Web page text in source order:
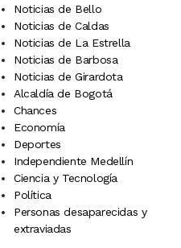
Noticias de Bello
Noticias de Caldas
Noticias de La Estrella
Noticias de Barbosa
Noticias de Girardota
Alcaldía de Bogotá
Chances
Economía
Deportes
Independiente Medellín
Ciencia y Tecnología
Política
Personas desaparecidas y
extraviadas